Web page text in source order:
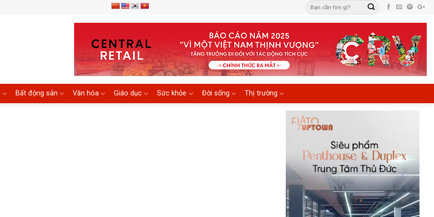
Bất động sản Văn hóa Giáo dục Sức khỏe Đời sống Thị trường